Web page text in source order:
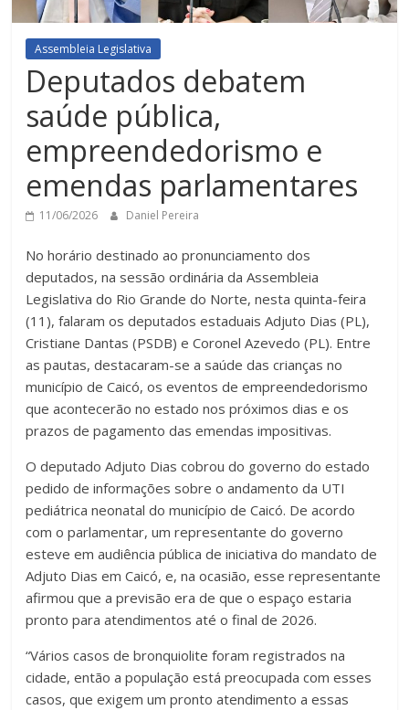
Assembleia Legislativa
Deputados debatem
saúde pública,
empreendedorismo e
emendas parlamentares
11/06/2026 Daniel Pereira
No horário destinado ao pronunciamento dos
deputados, na sessão ordinária da Assembleia
Legislativa do Rio Grande do Norte, nesta quinta-feira
(11), falaram os deputados estaduais Adjuto Dias (PL),
Cristiane Dantas (PSDB) e Coronel Azevedo (PL). Entre
as pautas, destacaram-se a saúde das crianças no
município de Caicó, os eventos de empreendedorismo
que acontecerão no estado nos próximos dias e os
prazos de pagamento das emendas impositivas.
O deputado Adjuto Dias cobrou do governo do estado
pedido de informações sobre o andamento da UTI
pediátrica neonatal do município de Caicó. De acordo
com o parlamentar, um representante do governo
esteve em audiência pública de iniciativa do mandato de
Adjuto Dias em Caicó, e, na ocasião, esse representante
afirmou que a previsão era de que o espaço estaria
pronto para atendimentos até o final de 2026.
“Vários casos de bronquiolite foram registrados na
cidade, então a população está preocupada com esses
casos, que exigem um pronto atendimento a essas